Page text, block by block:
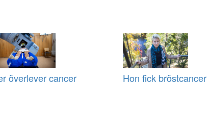
överlever cancer Hon fick bröstcancer